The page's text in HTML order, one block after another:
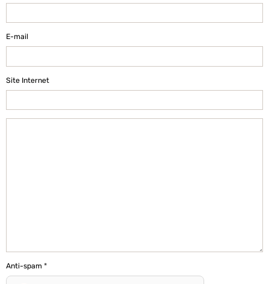
E-mail
Site Internet
Anti-spam